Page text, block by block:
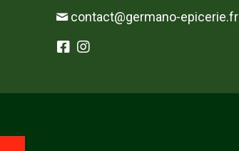
contact@germano-epicerie.fr